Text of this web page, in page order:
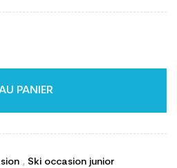
PANIER
, Ski occasion junior